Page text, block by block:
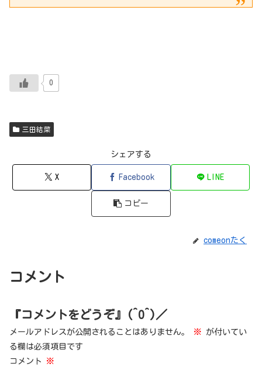
0
三田結菜
シェアする
X Facebook LINE
コピー
comeonたく
コメント
『コメントをどうぞ』(^O^)／
メールアドレスが公開されることはありません。 ※ が付いてい
る欄は必須項目です
コメント ※